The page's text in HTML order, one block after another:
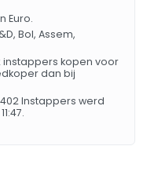
Euro.
Bol, Assem,
instappers kopen voor
dan bij
Instappers werd